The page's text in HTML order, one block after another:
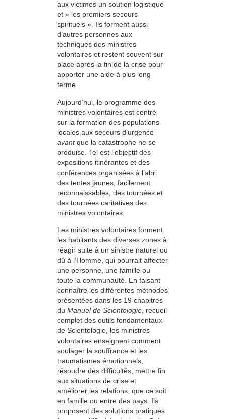
aux victimes un soutien logistique
et « les premiers secours
spirituels ». Ils forment aussi
d’autres personnes aux
techniques des ministres
volontaires et restent souvent sur
place après la fin de la crise pour
apporter une aide à plus long
terme.
Aujourd’hui, le programme des
ministres volontaires est centré
sur la formation des populations
locales aux secours d’urgence
avantque la catastrophe ne se
produise. Tel est l’objectif des
expositions itinérantes et des
conférences organisées à l’abri
des tentes jaunes, facilement
reconnaissables, des tournées et
des tournées caritatives des
ministres volontaires.
Les ministres volontaires forment
les habitants des diverses zones à
réagir suite à un sinistre naturel ou
dû à l’Homme, qui pourrait affecter
une personne, une famille ou
toute la communauté. En faisant
connaître les différentes méthodes
présentées dans les 19 chapitres
du Manuel de Scientologie , recueil
complet des outils fondamentaux
de Scientologie, les ministres
volontaires enseignent comment
soulager la souffrance et les
traumatismes émotionnels,
résoudre des difficultés, mettre fin
aux situations de crise et
améliorer les relations, que ce soit
en famille ou entre des pays. Ils
proposent des solutions pratiques